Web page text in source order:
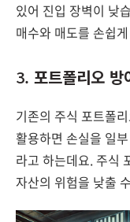
있어 진입 장벽이 낮
매수와 매도를 손쉽
3.포트폴리오
기존의 주식 포트폴
활용하면 손실을 일
라고 하는데요. 주식
자산의 위험을 낮출